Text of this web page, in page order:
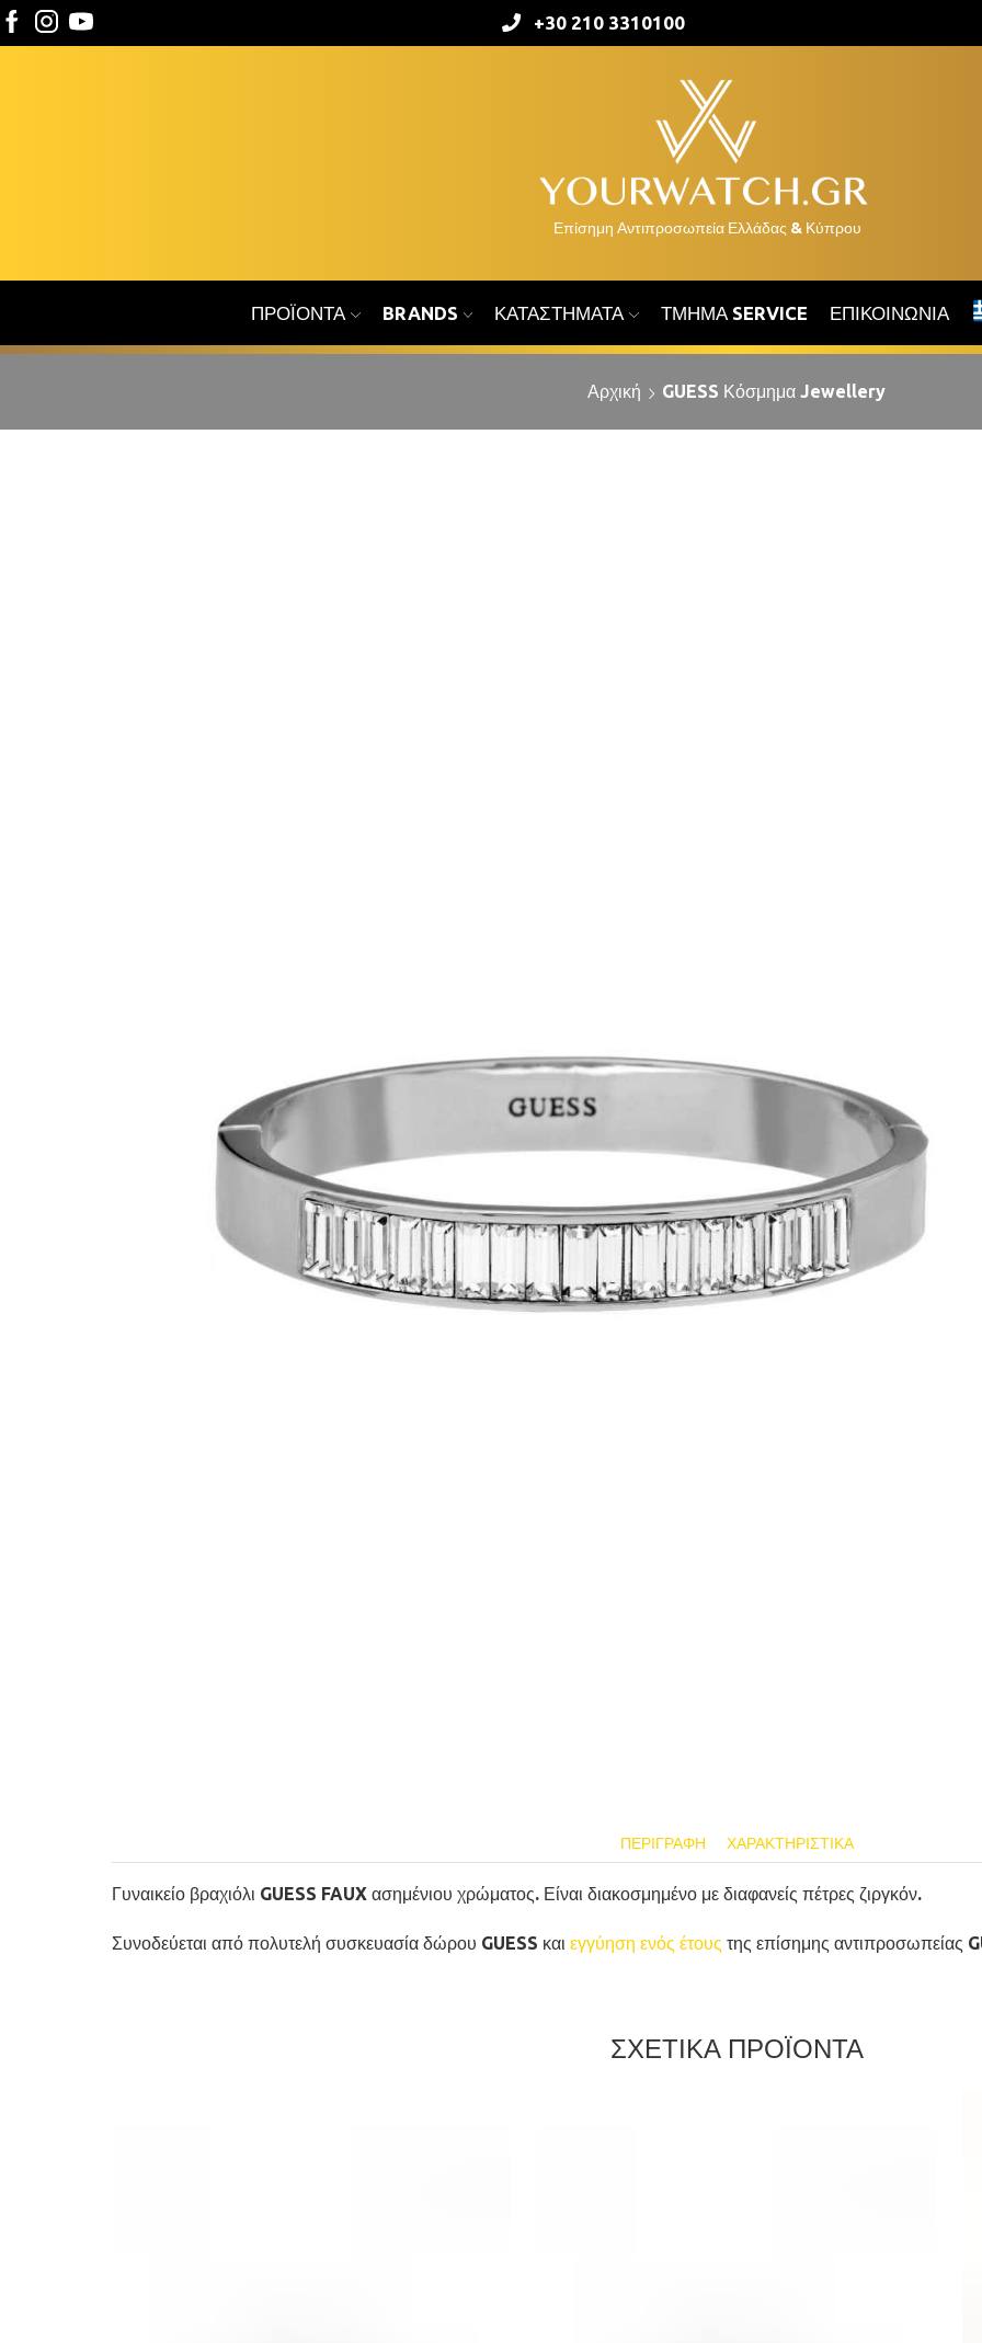
+30 210 3310100
ΠΡΟΪΌΝΤΑ BRANDS ΚΑΤΑΣΤΉΜΑΤΑ ΤΜΉΜΑ SERVICE ΕΠΙΚΟΙΝΩΝΊΑ
Αρχική GUESS Κόσμημα Jewellery
ΠΕΡΙΓΡΑΦΉ ΧΑΡΑΚΤΗΡΙΣΤΙΚΆ
Γυναικείο βραχιόλι GUESS FAUX ασημένιου χρώματος. Είναι διακοσμημένο με διαφανείς πέτρες ζιργκόν.
Συνοδεύεται από πολυτελή συσκευασία δώρου GUESS και εγγύηση ενός έτους της επίσημης αντιπροσωπείας
ΣΧΕΤΙΚΑ ΠΡΟΪΟΝΤΑ